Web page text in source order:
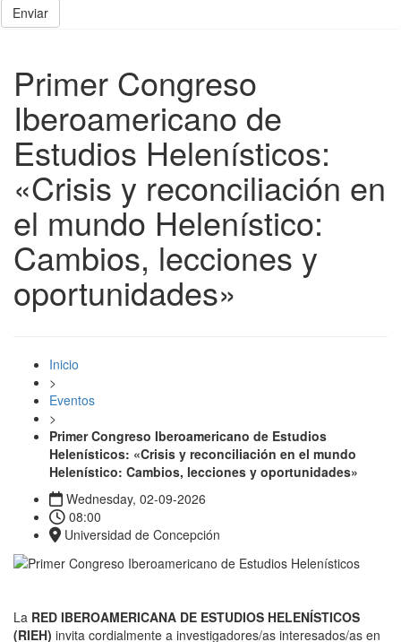
Enviar
Primer Congreso
Iberoamericano de
Estudios Helenísticos:
«Crisis y reconciliación en
el mundo Helenístico:
Cambios, lecciones y
oportunidades»
Inicio
>
Eventos
>
Primer Congreso Iberoamericano de Estudios
Helenísticos: «Crisis y reconciliación en el mundo
Helenístico: Cambios, lecciones y oportunidades»
Wednesday, 02-09-2026
08:00
Universidad de Concepción
La RED IBEROAMERICANA DE ESTUDIOS HELENÍSTICOS
(RIEH) invita cordialmente a investigadores/as interesados/as en